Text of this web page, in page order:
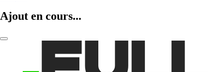
Ajout en cours...